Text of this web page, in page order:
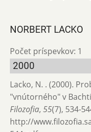
NORBERT LACKO
Počet príspevkov: 1
2000
Lacko, N. . (2000).
"vnútorného" v
Filozofia, 55(7), 534-
http://